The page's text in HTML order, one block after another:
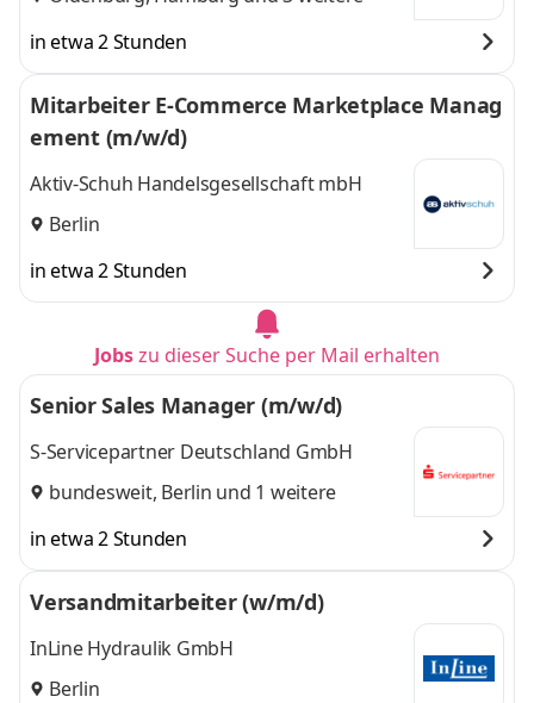
in etwa 2 Stunden
Mitarbeiter E-Commerce Marketplace Manag
ement (m/w/d)
Aktiv-Schuh Handelsgesellschaft mbH
Berlin
in etwa 2 Stunden
Jobszu dieser Suche per Mail erhalten
Senior Sales Manager (m/w/d)
S-Servicepartner Deutschland GmbH
bundesweit, Berlin und 1 weitere
in etwa 2 Stunden
Versandmitarbeiter (w/m/d)
InLine Hydraulik GmbH
Berlin